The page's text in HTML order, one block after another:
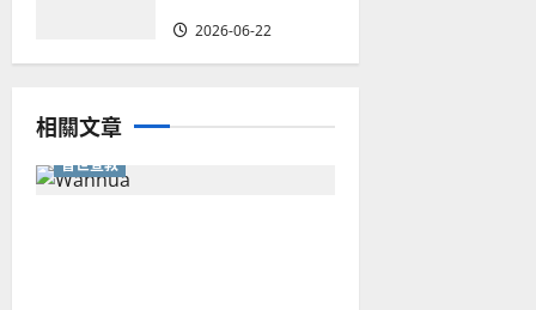
2026-06-22
相關文章
普世宣教